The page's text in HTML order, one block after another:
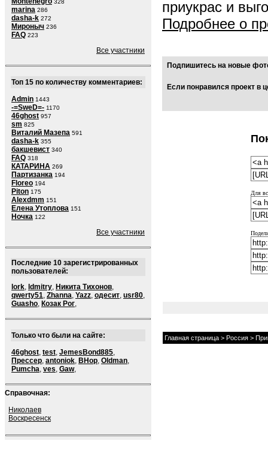
328
marina 286
dasha-k 272
Мироныч 236
FAQ 223
Все участники
Топ 15 по количеству комментариев:
Admin 1443
-=SweD=- 1170
46ghost 957
sm 825
Виталий Мазепа 591
dasha-k 355
бакшевист 340
FAQ 318
КАТАРИНА 269
Партизанка 194
Floreo 194
Piton 175
Alexdmm 151
Елена Утоплова 151
Ночка 122
Все участники
Последние 10 зарегистрированных
пользователей:
lork, ldmitry, Никита Тихонов,
qwerty51, Zhanna, Yazz, одесит, usr80,
Guasho, Козак Рог,
Только что были на сайте:
46ghost, test, JemesBond885,
Прессер, antoniok, BHop, Oldman,
Pumcha, ves, Gaw,
Справочная:
Николаев
Воскресенск
приукрас и
Подробнее о
Подпишитесь на новые
Если понравился проект в
Для
Главная страница > Россия >